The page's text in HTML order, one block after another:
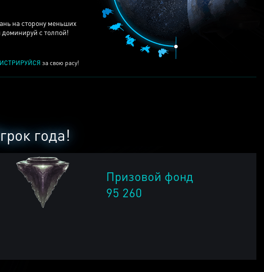
на сторону меньших
доминируй с толпой!
за свою расу!
года!
Призовой фонд
95 260